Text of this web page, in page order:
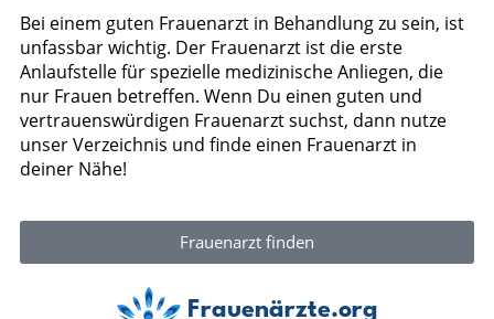
Bei einem guten Frauenarzt in Behandlung zu sein, ist
unfassbar wichtig. Der Frauenarzt ist die erste
Anlaufstelle für spezielle medizinische Anliegen, die
nur Frauen betreffen. Wenn Du einen guten und
vertrauenswürdigen Frauenarzt suchst, dann nutze
unser Verzeichnis und finde einen Frauenarzt in
deiner Nähe!
Frauenarzt finden